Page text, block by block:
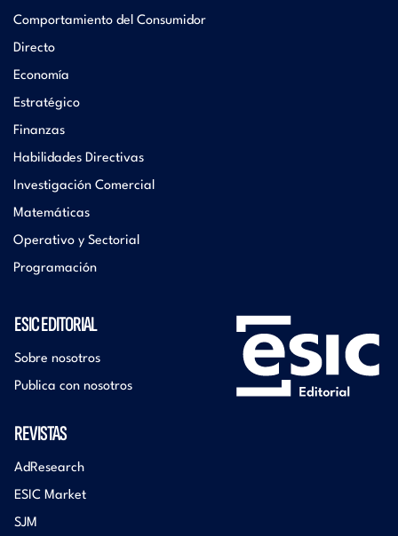
Comportamiento del Consumidor
Directo
Economía
Estratégico
Finanzas
Habilidades Directivas
Investigación Comercial
Matemáticas
Operativo y Sectorial
Programación
ESIC EDITORIAL
Sobre nosotros
Publica con nosotros
REVISTAS
AdResearch
ESIC Market
SJM